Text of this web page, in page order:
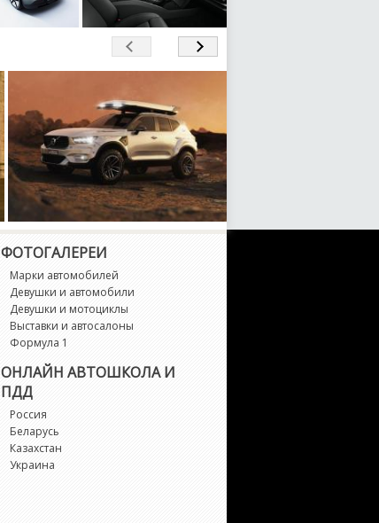
Volvo XC40 - тюнингованный
широкофюзеляжный монстр от
Heico Sportiv
ФОТОГАЛЕРЕИ
Марки автомобилей
Девушки и автомобили
Девушки и мотоциклы
Выставки и автосалоны
Формула 1
ОНЛАЙН АВТОШКОЛА И
ПДД
Россия
Беларусь
Казахстан
Украина